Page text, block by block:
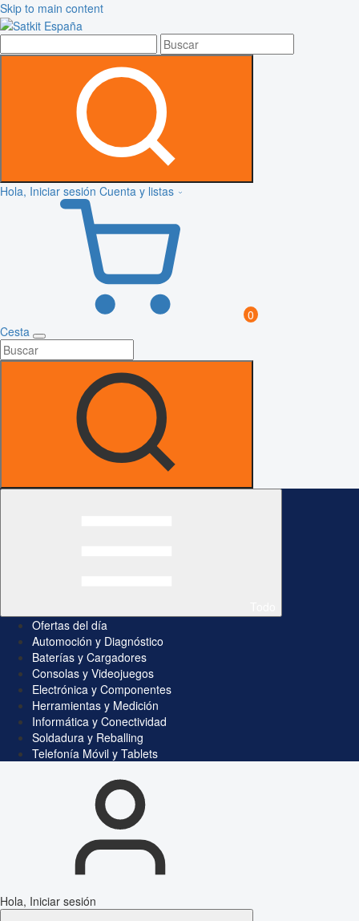
Skip to main content
Hola, Iniciar sesión Cuenta y listas
0
Cesta
Ofertas del día
Automoción y Diagnóstico
Baterías y Cargadores
Consolas y Videojuegos
Electrónica y Componentes
Herramientas y Medición
Informática y Conectividad
Soldadura y Reballing
Telefonía Móvil y Tablets
Hola, Iniciar sesión